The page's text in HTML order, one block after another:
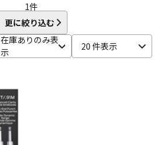
1件
更に絞り込む
在庫ありのみ表
示
20 件表示